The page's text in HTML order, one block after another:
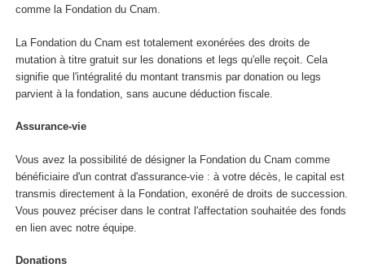
comme la Fondation du Cnam.
La Fondation du Cnam est totalement exonérées des droits de
mutation à titre gratuit sur les donations et legs qu'elle reçoit. Cela
signifie que l'intégralité du montant transmis par donation ou legs
parvient à la fondation, sans aucune déduction fiscale.
Assurance-vie
Vous avez la possibilité de désigner la Fondation du Cnam comme
bénéficiaire d'un contrat d'assurance-vie : à votre décès, le capital est
transmis directement à la Fondation, exonéré de droits de succession.
Vous pouvez préciser dans le contrat l'affectation souhaitée des fonds
en lien avec notre équipe.
Donations